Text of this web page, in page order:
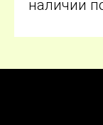
наличии